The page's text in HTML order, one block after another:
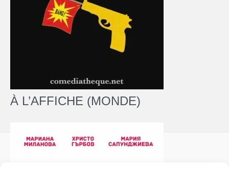
À L’AFFICHE (MONDE)